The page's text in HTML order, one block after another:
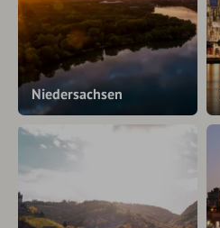
Niedersachsen